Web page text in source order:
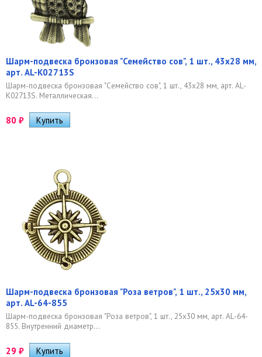
Шарм-подвеска бронзовая "Семейство сов", 1 шт., 43х28 мм,
арт. AL-K02713S
Шарм-подвеска бронзовая "Семейство сов", 1 шт., 43х28 мм, арт. AL-
K02713S. Металлическая...
80 ₽
Шарм-подвеска бронзовая "Роза ветров", 1 шт., 25х30 мм,
арт. AL-64-855
Шарм-подвеска бронзовая "Роза ветров", 1 шт., 25х30 мм, арт. AL-64-
855. Внутренний диаметр...
29 ₽